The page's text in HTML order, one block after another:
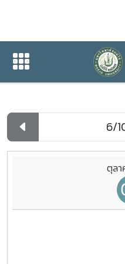
ปฏิทินกิจกรรม
ปฏิทินกิจกรรมของหน่วยง
ตุล